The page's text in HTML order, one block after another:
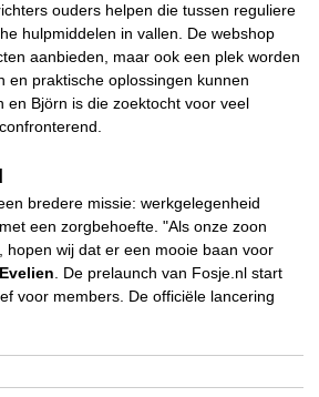
ouders helpen die tussen reguliere
hulpmiddelen in vallen. De webshop
aanbieden, maar ook een plek worden
en praktische oplossingen kunnen
en Björn is die zoektocht voor veel
bredere missie: werkgelegenheid
een zorgbehoefte. "Als onze zoon
hopen wij dat er een mooie baan voor
Evelien . De prelaunch van Fosje.nl start
voor members. De officiële lancering